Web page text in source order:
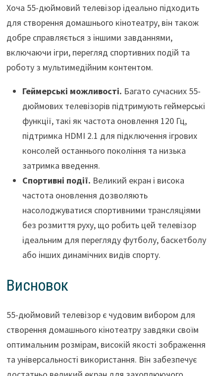
Хоча 55-дюймовий телевізор ідеально підходить
для створення домашнього кінотеатру, він також
добре справляється з іншими завданнями,
включаючи ігри, перегляд спортивних подій та
роботу з мультимедійним контентом.
Геймерські можливості. Багато сучасних 55-
дюймових телевізорів підтримують геймерські
функції, такі як частота оновлення 120 Гц,
підтримка HDMI 2.1 для підключення ігрових
консолей останнього покоління та низька
затримка введення.
Спортивні події. Великий екран і висока
частота оновлення дозволяють
насолоджуватися спортивними трансляціями
без розмиття руху, що робить цей телевізор
ідеальним для перегляду футболу, баскетболу
або інших динамічних видів спорту.
Висновок
55-дюймовий телевізор є чудовим вибором для
створення домашнього кінотеатру завдяки своїм
оптимальним розмірам, високій якості зображення
та універсальності використання. Він забезпечує